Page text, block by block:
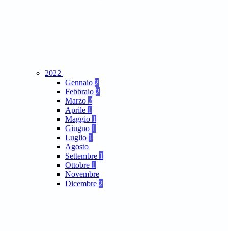
2022
Gennaio 2
Febbraio 2
Marzo 2
Aprile 1
Maggio 1
Giugno 1
Luglio 1
Agosto
Settembre 1
Ottobre 1
Novembre
Dicembre 2